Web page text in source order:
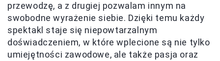
przewodzę, a z drugiej pozwalam innym na
swobodne wyrażenie siebie. Dzięki temu każdy
spektakl staje się niepowtarzalnym
doświadczeniem, w które wplecione są nie tylko
umiejętności zawodowe, ale także pasja oraz